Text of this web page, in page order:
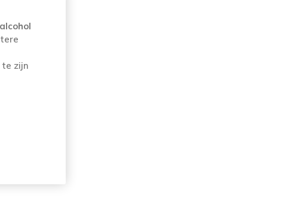
alcohol
zijn